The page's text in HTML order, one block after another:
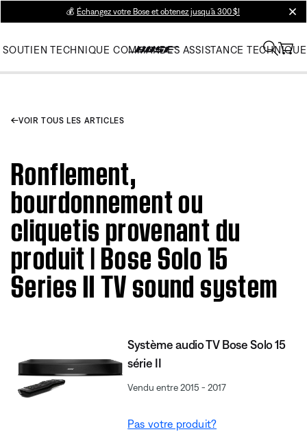
💰 Échangez votre Bose et obtenez jusqu’à 300 $!
SOUTIEN TECHNIQUE COMMANDES ASSISTANCE TECHNIQUE
VOIR TOUS LES ARTICLES
Ronflement,
bourdonnement ou
cliquetis provenant du
produit | Bose Solo 15
Series II TV sound system
Système audio TV Bose Solo 15
série II
Vendu entre 2015 - 2017
Pas votre produit?